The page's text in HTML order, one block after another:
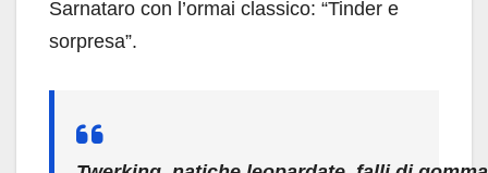
Sarnataro con l’ormai classico: “Tinder e
sorpresa”.